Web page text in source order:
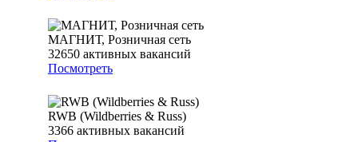
МАГНИТ, Розничная сеть
32650 активных вакансий
Посмотреть
RWB (Wildberries & Russ)
3366 активных вакансий